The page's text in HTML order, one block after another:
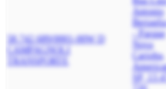
58.742.689/0001-00W D
CAMPAGNOLI
TRANSPORTE
Antonio
- Parque
Nova
Carioba,
SP,